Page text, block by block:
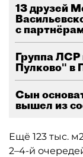
13 друзей
с
Группа ЛСР
Пулково" в
Сын
вышел из
Ещё 123 тыс.
2–4-й